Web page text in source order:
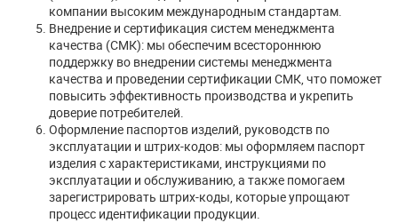
компании высоким международным стандартам.
Внедрение и сертификация систем менеджмента
качества (СМК): мы обеспечим всестороннюю
поддержку во внедрении системы менеджмента
качества и проведении сертификации СМК, что поможет
повысить эффективность производства и укрепить
доверие потребителей.
Оформление паспортов изделий, руководств по
эксплуатации и штрих-кодов: мы оформляем паспорт
изделия с характеристиками, инструкциями по
эксплуатации и обслуживанию, а также помогаем
зарегистрировать штрих-коды, которые упрощают
процесс идентификации продукции.